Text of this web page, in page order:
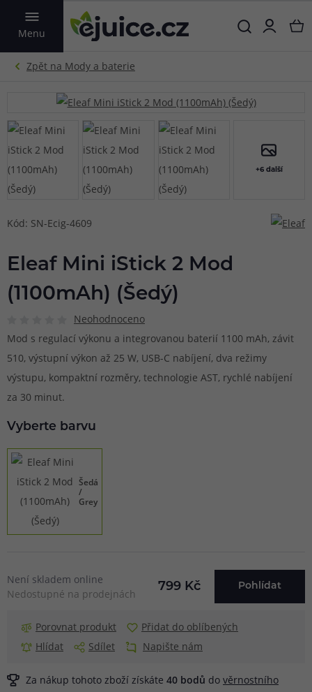
Menu
VYHLEDAT
+6 další
Kód: SN-Ecig-4609
Eleaf Mini iStick 2 Mod
(1100mAh) (Šedý)
Neohodnoceno
Mod s regulací výkonu a integrovanou baterií 1100 mAh, závit
510, výstupní výkon až 25 W, USB-C nabíjení, dva režimy
výstupu, kompaktní rozměry, technologie AST, rychlé nabíjení
za 30 minut.
Vyberte barvu
Šedá
/
Grey
Není skladem online
Nedostupné na prodejnách
799 Kč Pohlídat
Porovnat produkt
Přidat do oblíbených
Hlídat
Sdílet Napište nám
Za nákup tohoto zboží získáte 40 bodů do věrnostního